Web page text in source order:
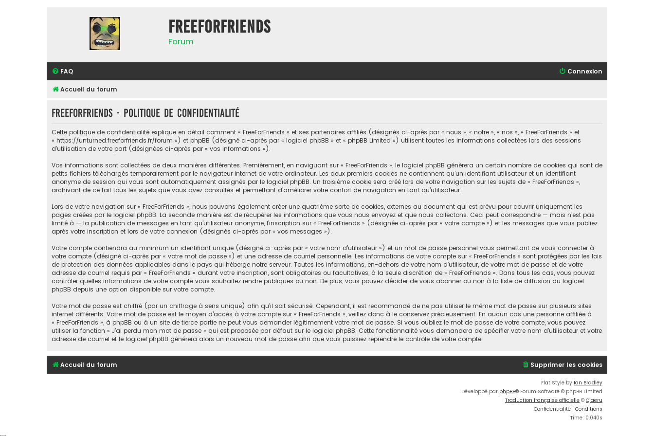
FreeForFriends
Forum
FAQ Connexion
Accueil du forum
FreeForFriends - Politique de confidentialité
Cette politique de confidentialité explique en détail comment « FreeForFriends » et ses partenaires affiliés (désignés ci-après par « nous », « notre », « nos », « FreeForFriends » et
« https://unturned.freeforfriends.fr/forum ») et phpBB (désigné ci-après par « logiciel phpBB » et « phpBB Limited ») utilisent toutes les informations collectées lors des sessions
d’utilisation de votre part (désignées ci-après par « vos informations »).
Vos informations sont collectées de deux manières différentes. Premièrement, en naviguant sur « FreeForFriends », le logiciel phpBB génèrera un certain nombre de cookies qui sont de
petits fichiers téléchargés temporairement par le navigateur internet de votre ordinateur. Les deux premiers cookies ne contiennent qu’un identifiant utilisateur et un identifiant
anonyme de session qui vous sont automatiquement assignés par le logiciel phpBB. Un troisième cookie sera créé lors de votre navigation sur les sujets de « FreeForFriends »,
archivant de ce fait tous les sujets que vous avez consultés et permettant d’améliorer votre confort de navigation en tant qu’utilisateur.
Lors de votre navigation sur « FreeForFriends », nous pouvons également créer une quatrième sorte de cookies, externes au document qui est prévu pour couvrir uniquement les
pages créées par le logiciel phpBB. La seconde manière est de récupérer les informations que vous nous envoyez et que nous collectons. Ceci peut correspondre — mais n’est pas
limité à — la publication de messages en tant qu’utilisateur anonyme, l’inscription sur « FreeForFriends » (désignée ci-après par « votre compte ») et les messages que vous publiez
après votre inscription et lors de votre connexion (désignés ci-après par « vos messages »).
Votre compte contiendra au minimum un identifiant unique (désigné ci-après par « votre nom d’utilisateur ») et un mot de passe personnel vous permettant de vous connecter à
votre compte (désigné ci-après par « votre mot de passe ») et une adresse de courriel personnelle. Les informations de votre compte sur « FreeForFriends » sont protégées par les lois
de protection des données applicables dans le pays qui héberge notre serveur. Toutes les informations, en-dehors de votre nom d’utilisateur, de votre mot de passe et de votre
adresse de courriel requis par « FreeForFriends » durant votre inscription, sont obligatoires ou facultatives, à la seule discrétion de « FreeForFriends ». Dans tous les cas, vous pouvez
contrôler quelles informations de votre compte vous souhaitez rendre publiques ou non. De plus, vous pouvez décider de vous abonner ou non à la liste de diffusion du logiciel
phpBB depuis une option disponible sur votre compte.
Votre mot de passe est chiffré (par un chiffrage à sens unique) afin qu’il soit sécurisé. Cependant, il est recommandé de ne pas utiliser le même mot de passe sur plusieurs sites
internet différents. Votre mot de passe est le moyen d’accès à votre compte sur « FreeForFriends », veillez donc à le conservez précieusement. En aucun cas une personne affiliée à
« FreeForFriends », à phpBB ou à un site de tierce partie ne peut vous demander légitimement votre mot de passe. Si vous oubliez le mot de passe de votre compte, vous pouvez
utiliser la fonction « J’ai perdu mon mot de passe » qui est proposée par défaut sur le logiciel phpBB. Cette fonctionnalité vous demandera de spécifier votre nom d’utilisateur et votre
adresse de courriel et le logiciel phpBB générera alors un nouveau mot de passe afin que vous puissiez reprendre le contrôle de votre compte.
Accueil du forum Supprimer les cookies
Flat Style by Ian Bradley
Développé par phpBB® Forum Software © phpBB Limited
Traduction française officielle © Qiaeru
Confidentialité | Conditions
Time: 0.040s